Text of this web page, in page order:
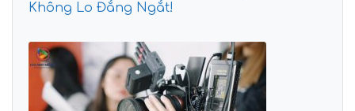
Không Lo Đắng Ngắt!